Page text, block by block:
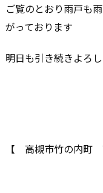
ご覧のとおり雨戸も
がっております
明日も引き続きよろし
【 高槻市竹の内町